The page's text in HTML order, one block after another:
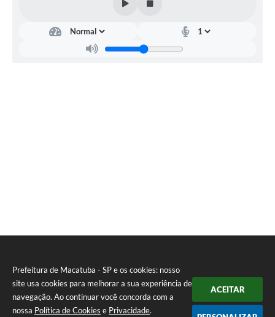
Prefeitura de Macatuba - SP e os cookies: nosso
site usa cookies para melhorar a sua experiência de
navegação. Ao continuar você concorda com a
nossa Política de Cookies e Privacidade.
ACEITAR